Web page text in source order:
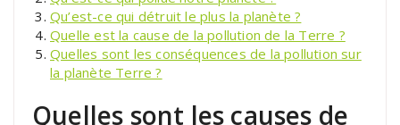
Qu’est-ce qui détruit le plus la planète ?
Quelle est la cause de la pollution de la Terre ?
Quelles sont les conséquences de la pollution sur
la planète Terre ?
Quelles sont les causes de